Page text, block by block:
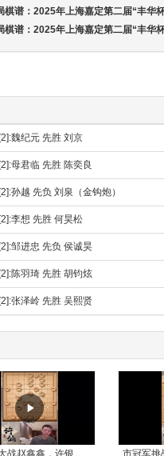
棋谱： 2025年上海嘉定第二届“丰华
棋谱： 2025年上海嘉定第二届“丰华
魏纪元 先胜 刘京
母君临 先胜 陈奕良
孙越 先负 刘泉（金钩炮）
李想 先胜 何昊松
邹进忠 先负 侯诚昊
陈羽琦 先胜 胡钧炫
张泽岭 先胜 吴熙贤